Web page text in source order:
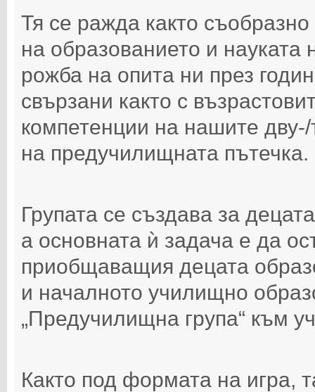
Тя се ражда както
на образованието и науката
рожба на опита ни през
свързани както с
компетенции на нашите
на предучилищната пътечка.
Групата се създава за
а основната ѝ задача е да
приобщаващия децата
и началното училищно
„Предучилищна група“ към
Както под формата на игра,